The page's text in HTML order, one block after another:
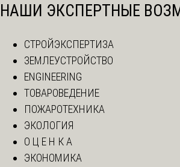
НАШИ ЭКСПЕРТНЫЕ
СТРОЙЭКСПЕРТИЗА
ЗЕМЛЕУСТРОЙСТВО
ENGINEERING
ТОВАРОВЕДЕНИЕ
ПОЖАРОТЕХНИКА
ЭКОЛОГИЯ
О Ц Е Н К А
ЭКОНОМИКА